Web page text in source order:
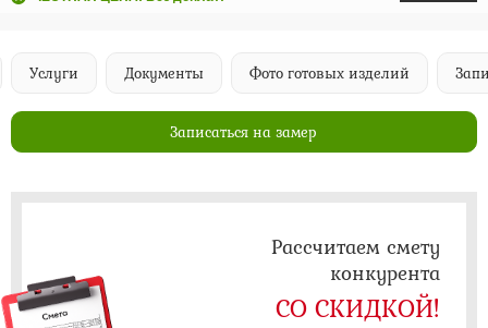
Услуги Документы Фото готовых изделий
Записаться на замер
Рассчитаем смету
конкурента
СО СКИДКОЙ!